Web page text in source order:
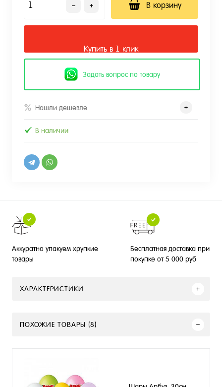
В корзину
Купить в 1 клик
Задать вопрос по товару
Нашли дешевле
В наличии
Аккуратно упакуем хрупкие
товары
Бесплатная доставка при
покупке от 5 000 руб
ХАРАКТЕРИСТИКИ
ПОХОЖИЕ ТОВАРЫ (8)